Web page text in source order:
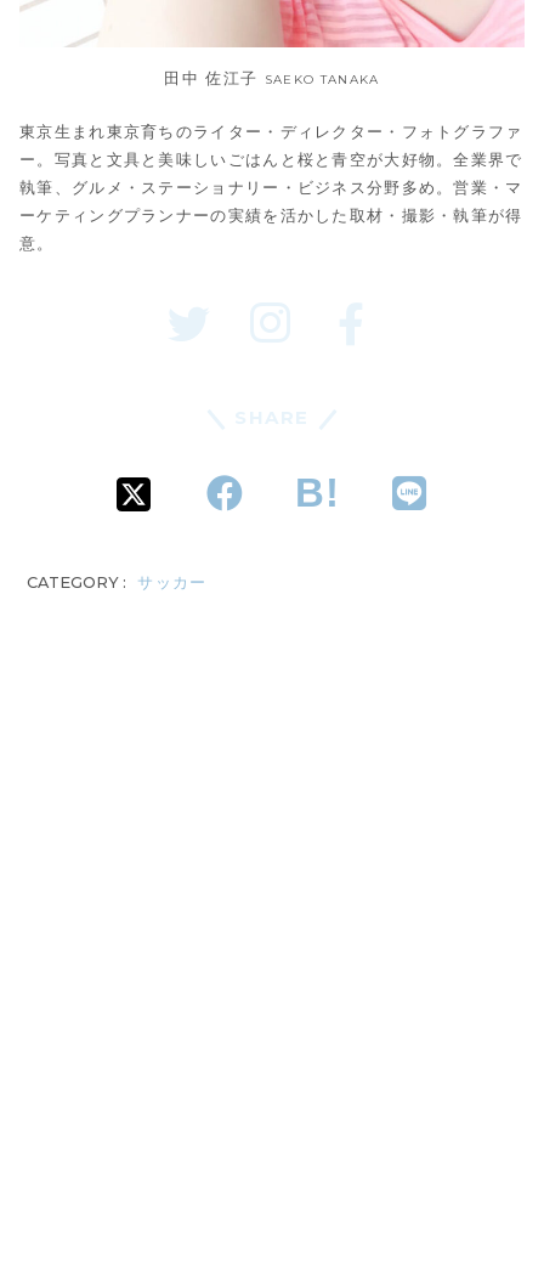
田中 佐江子 SAEKO TANAKA
東京生まれ東京育ちのライター・ディレクター・フォトグラファ
ー。写真と文具と美味しいごはんと桜と青空が大好物。全業界で
執筆、グルメ・ステーショナリー・ビジネス分野多め。営業・マ
ーケティングプランナーの実績を活かした取材・撮影・執筆が得
意。
CATEGORY : サッカー